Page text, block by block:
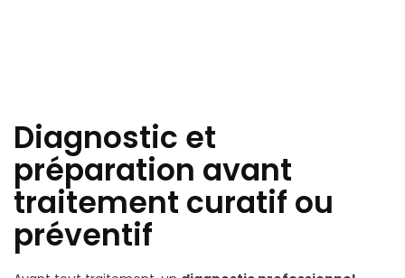
Diagnostic et
préparation avant
traitement curatif ou
préventif